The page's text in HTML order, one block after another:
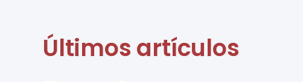
Últimos artículos